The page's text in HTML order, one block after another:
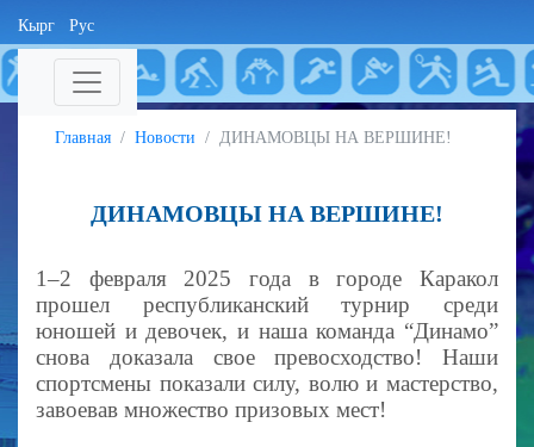
Кырг Рус
Главная Новости ДИНАМОВЦЫ НА ВЕРШИНЕ!
ДИНАМОВЦЫ НА ВЕРШИНЕ!
1–2 февраля 2025 года в городе Каракол
прошел республиканский турнир среди
юношей и девочек, и наша команда “Динамо”
снова доказала свое превосходство! Наши
спортсмены показали силу, волю и мастерство,
завоевав множество призовых мест!